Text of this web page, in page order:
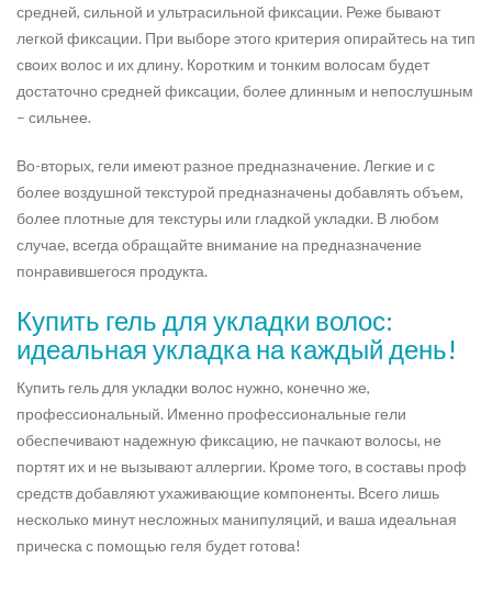
средней, сильной и ультрасильной фиксации. Реже бывают
легкой фиксации. При выборе этого критерия опирайтесь на тип
своих волос и их длину. Коротким и тонким волосам будет
достаточно средней фиксации, более длинным и непослушным
– сильнее.
Во-вторых, гели имеют разное предназначение. Легкие и с
более воздушной текстурой предназначены добавлять объем,
более плотные для текстуры или гладкой укладки. В любом
случае, всегда обращайте внимание на предназначение
понравившегося продукта.
Купить гель для укладки волос:
идеальная укладка на каждый день!
Купить гель для укладки волос нужно, конечно же,
профессиональный. Именно профессиональные гели
обеспечивают надежную фиксацию, не пачкают волосы, не
портят их и не вызывают аллергии. Кроме того, в составы проф
средств добавляют ухаживающие компоненты. Всего лишь
несколько минут несложных манипуляций, и ваша идеальная
прическа с помощью геля будет готова!